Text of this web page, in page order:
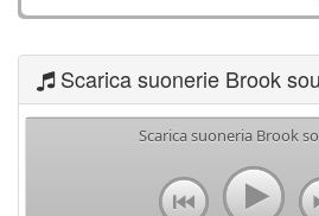
Scarica suonerie Brook
Scarica suoneria Brook